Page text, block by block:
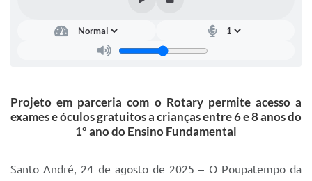
Lei de acesso à informação
Ouvidoria da Cidade
Parque Escola
Projeto em parceria com o Rotary permite acesso a
exames e óculos gratuitos a crianças entre 6 e 8 anos do
1º ano do Ensino Fundamental
Santo André, 24 de agosto de 2025 – O Poupatempo da